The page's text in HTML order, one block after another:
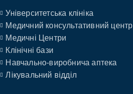
Університетська клініка
Медичний консультативний центр
Медичні Центри
Клінічні бази
Навчально-виробнича аптека
Лікувальний відділ